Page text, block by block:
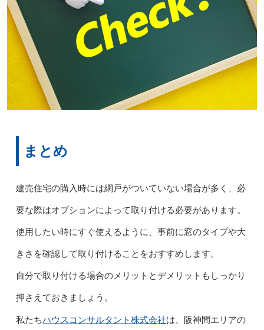
まとめ
建売住宅の購入時には網戸がついていない場合が多く、必
要な際はオプションによって取り付ける必要があります。
使用したい時にすぐ使えるように、事前に窓のタイプや大
きさを確認して取り付けることをおすすめします。
自分で取り付ける場合のメリットとデメリットもしっかり
押さえておきましょう。
私たちハウスコンサルタント株式会社は、阪神間エリアの